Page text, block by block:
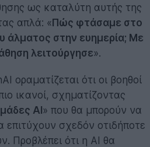
ως καταλύτη αυτής της
απλά: «Πώς φτάσαμε στο
άλματος στην ευημερία; Με
λειτούργησε».
οραματίζεται ότι οι βοηθοί
ικανοί, σχηματίζοντας
AI» που θα μπορούν να
σχεδόν οτιδήποτε
Προβλέπει ότι η AI θα